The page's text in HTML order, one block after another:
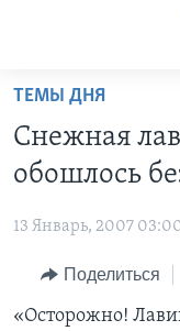
Перейти
основной
контент
навигации
Перейти
ПРОГРАММЫ
НОВОСТИ ЗА
ИТОГИ
ПОЧЕМУ ЭТО
УЧИМ АНГЛИЙСКИЙ
НАША
А КАК В АМЕРИКЕ?
ЭКСПЕРТИЗА
ИНТЕРВЬЮ
ФАКТЫ ПРОТИВ
ТЕМЫ ДНЯ
Снежная
обошлось
13 Январь, 2007
Поделиться
«Осторожно!